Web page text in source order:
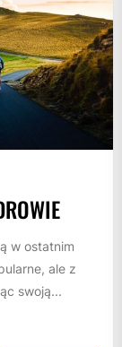
w ostatnim
ale z
swoją...